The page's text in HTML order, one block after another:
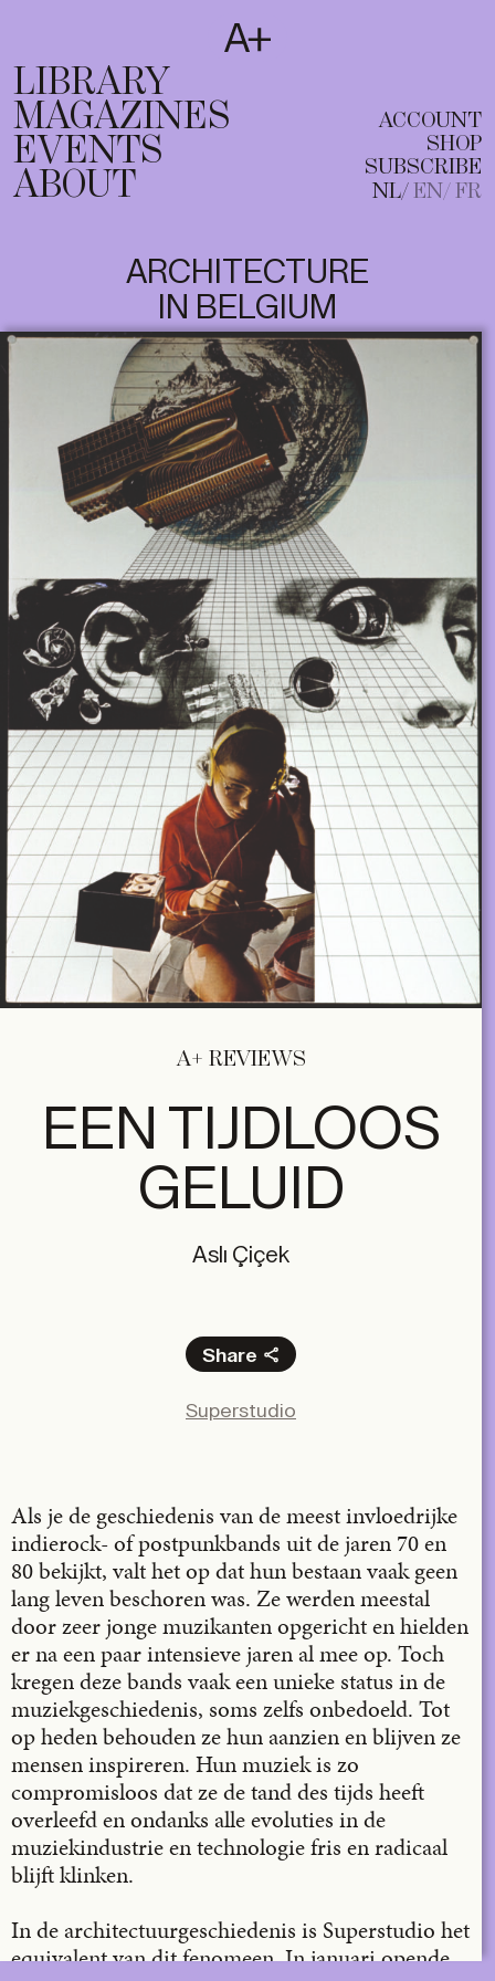
T
EN FR
LIBRARY
MAGAZINES
EVENTS
ABOUT
ACCOUNT
SHOP
SUBSCRIBE
NL EN FR
ARCHITECTURE
IN BELGIUM
A+ REVIEWS
EEN TIJDLOOS
GELUID
Aslı Çiçek
Share
Superstudio
Als je de geschiedenis van de meest invloedrijke
indierock- of postpunkbands uit de jaren 70 en
80 bekijkt, valt het op dat hun bestaan vaak geen
lang leven beschoren was. Ze werden meestal
door zeer jonge muzikanten opgericht en hielden
er na een paar intensieve jaren al mee op. Toch
kregen deze bands vaak een unieke status in de
muziekgeschiedenis, soms zelfs onbedoeld. Tot
op heden behouden ze hun aanzien en blijven ze
mensen inspireren. Hun muziek is zo
compromisloos dat ze de tand des tijds heeft
overleefd en ondanks alle evoluties in de
muziekindustrie en technologie fris en radicaal
blijft klinken.
In de architectuurgeschiedenis is Superstudio het
equivalent van dit fenomeen. In januari opende